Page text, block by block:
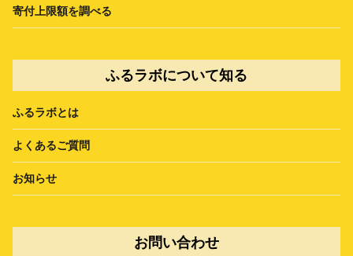
寄付上限額を調べる
ふるラボについて知る
ふるラボとは
よくあるご質問
お知らせ
お問い合わせ